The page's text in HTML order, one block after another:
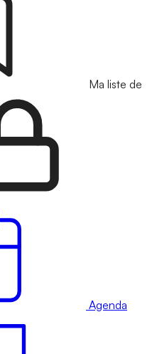
Ma liste de
Agenda